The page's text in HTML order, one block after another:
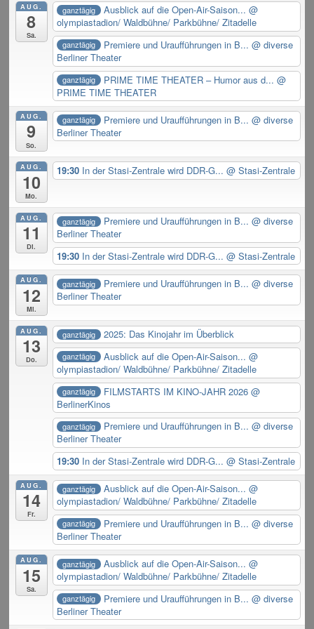
AUG.
8
Sa.
ganztägig Ausblick auf die Open-Air-Saison... @
olympiastadion/ Waldbühne/ Parkbühne/ Zitadelle
ganztägig Premiere und Uraufführungen in B... @ diverse
Berliner Theater
ganztägig PRIME TIME THEATER – Humor aus d... @
PRIME TIME THEATER
AUG.
9
So.
ganztägig Premiere und Uraufführungen in B... @ diverse
Berliner Theater
AUG.
10
Mo.
19:30 In der Stasi-Zentrale wird DDR-G...@ Stasi-Zentrale
AUG.
11
Di.
ganztägig Premiere und Uraufführungen in B... @ diverse
Berliner Theater
19:30 In der Stasi-Zentrale wird DDR-G...@ Stasi-Zentrale
AUG.
12
Mi.
ganztägig Premiere und Uraufführungen in B... @ diverse
Berliner Theater
AUG.
13
Do.
ganztägig 2025: Das Kinojahr im Überblick
ganztägig Ausblick auf die Open-Air-Saison... @
olympiastadion/ Waldbühne/ Parkbühne/ Zitadelle
ganztägig FILMSTARTS IM KINO-JAHR 2026 @
BerlinerKinos
ganztägig Premiere und Uraufführungen in B... @ diverse
Berliner Theater
19:30 In der Stasi-Zentrale wird DDR-G...@ Stasi-Zentrale
AUG.
14
Fr.
ganztägig Ausblick auf die Open-Air-Saison... @
olympiastadion/ Waldbühne/ Parkbühne/ Zitadelle
ganztägig Premiere und Uraufführungen in B... @ diverse
Berliner Theater
AUG.
15
Sa.
ganztägig Ausblick auf die Open-Air-Saison... @
olympiastadion/ Waldbühne/ Parkbühne/ Zitadelle
ganztägig Premiere und Uraufführungen in B... @ diverse
Berliner Theater